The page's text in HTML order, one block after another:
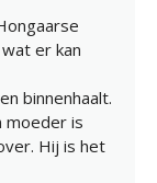
er kan
binnenhaalt.
moeder is
Hij is het